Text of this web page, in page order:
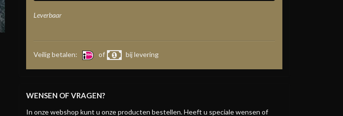
Leverbaar
Veilig betalen: of bij levering
WENSEN OF VRAGEN?
In onze webshop kunt u onze producten bestellen. Heeft u speciale wensen of